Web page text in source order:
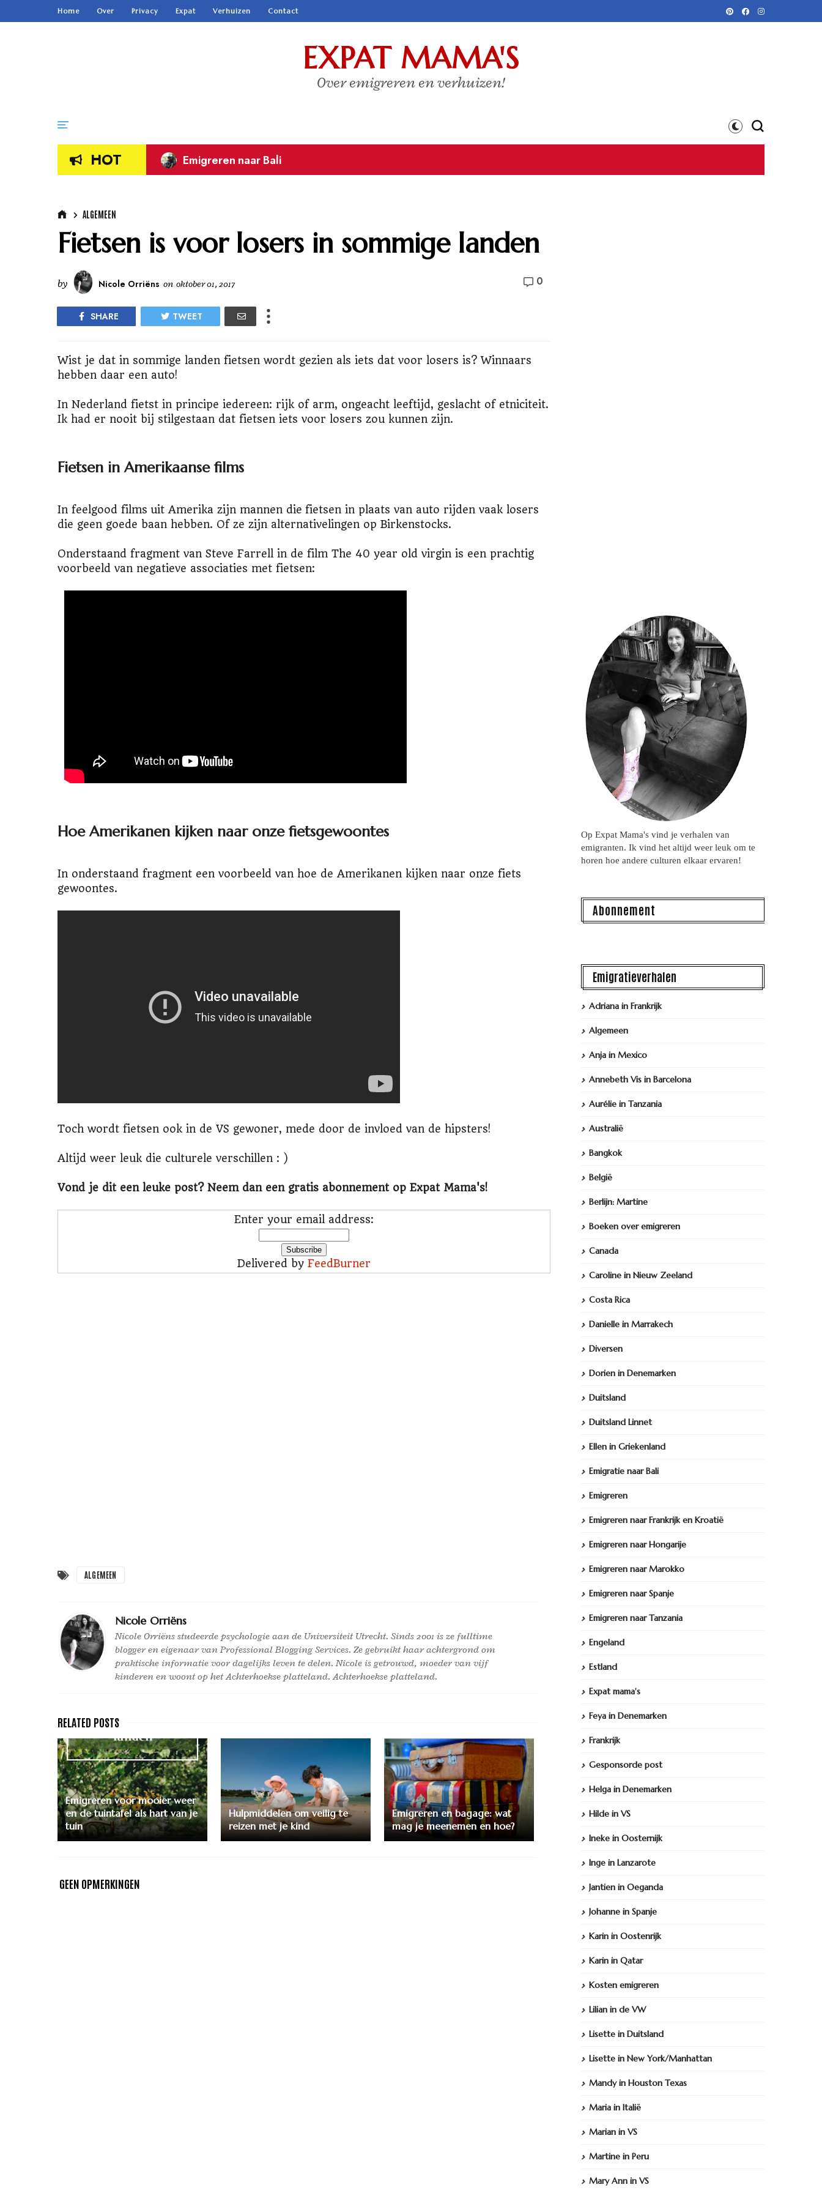
Home Over Privacy Expat Verhuizen Contact
EXPAT MAMA'S
Over emigreren en verhuizen!
HOT Emigreren naar Denemarken: het verhaal van Dorien
ALGEMEEN
Fietsen is voor losers in sommige landen
by Nicole Orriëns on oktober 01, 2017 0
SHARE TWEET
Wist je dat in sommige landen fietsen wordt gezien als iets dat voor losers is? Winnaars
hebben daar een auto!
In Nederland fietst in principe iedereen: rijk of arm, ongeacht leeftijd, geslacht of etniciteit.
Ik had er nooit bij stilgestaan dat fietsen iets voor losers zou kunnen zijn.
Fietsen in Amerikaanse films
In feelgood films uit Amerika zijn mannen die fietsen in plaats van auto rijden vaak losers
die geen goede baan hebben. Of ze zijn alternativelingen op Birkenstocks.
Onderstaand fragment van Steve Farrell in de film The 40 year old virgin is een prachtig
voorbeeld van negatieve associaties met fietsen:
Hoe Amerikanen kijken naar onze fietsgewoontes
In onderstaand fragment een voorbeeld van hoe de Amerikanen kijken naar onze fiets
gewoontes.
Toch wordt fietsen ook in de VS gewoner, mede door de invloed van de hipsters!
Altijd weer leuk die culturele verschillen : )
Vond je dit een leuke post? Neem dan een gratis abonnement op Expat Mama's!
Enter your email address:
Delivered by FeedBurner
ALGEMEEN
Nicole Orriëns
Nicole Orriëns studeerde psychologie aan de Universiteit Utrecht. Sinds 2001 is ze fulltime
blogger en eigenaar van Professional Blogging Services. Ze gebruikt haar achtergrond om
praktische informatie voor dagelijks leven te delen. Nicole is getrouwd, moeder van vijf
kinderen en woont op het Achterhoekse platteland. Achterhoekse platteland.
Emigreren voor mooier weer
en de tuintafel als hart van je
tuin
Hulpmiddelen om veilig te
reizen met je kind
Emigreren en bagage: wat
mag je meenemen en hoe?
GEEN OPMERKINGEN
Op Expat Mama's vind je verhalen van
emigranten. Ik vind het altijd weer leuk om te
horen hoe andere culturen elkaar ervaren!
Abonnement
Emigratieverhalen
Adriana in Frankrijk
Algemeen
Anja in Mexico
Annebeth Vis in Barcelona
Aurélie in Tanzania
Australië
Bangkok
België
Berlijn: Martine
Boeken over emigreren
Canada
Caroline in Nieuw Zeeland
Costa Rica
Danielle in Marrakech
Diversen
Dorien in Denemarken
Duitsland
Duitsland Linnet
Ellen in Griekenland
Emigratie naar Bali
Emigreren
Emigreren naar Frankrijk en Kroatië
Emigreren naar Hongarije
Emigreren naar Marokko
Emigreren naar Spanje
Emigreren naar Tanzania
Engeland
Estland
Expat mama's
Feya in Denemarken
Frankrijk
Gesponsorde post
Helga in Denemarken
Hilde in VS
Ineke in Oosternijk
Inge in Lanzarote
Jantien in Oeganda
Johanne in Spanje
Karin in Oostenrijk
Karin in Qatar
Kosten emigreren
Lilian in de VW
Lisette in Duitsland
Lisette in New York/Manhattan
Mandy in Houston Texas
Maria in Italië
Marian in VS
Martine in Peru
Mary Ann in VS